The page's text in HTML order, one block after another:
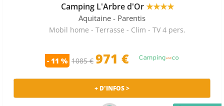
Camping L'Arbre d'Or★★★★
Aquitaine - Parentis
Mobil home - Terrasse - Clim - TV 4 pers.
- 11 % 1085 € 971 €
+ D'INFOS >